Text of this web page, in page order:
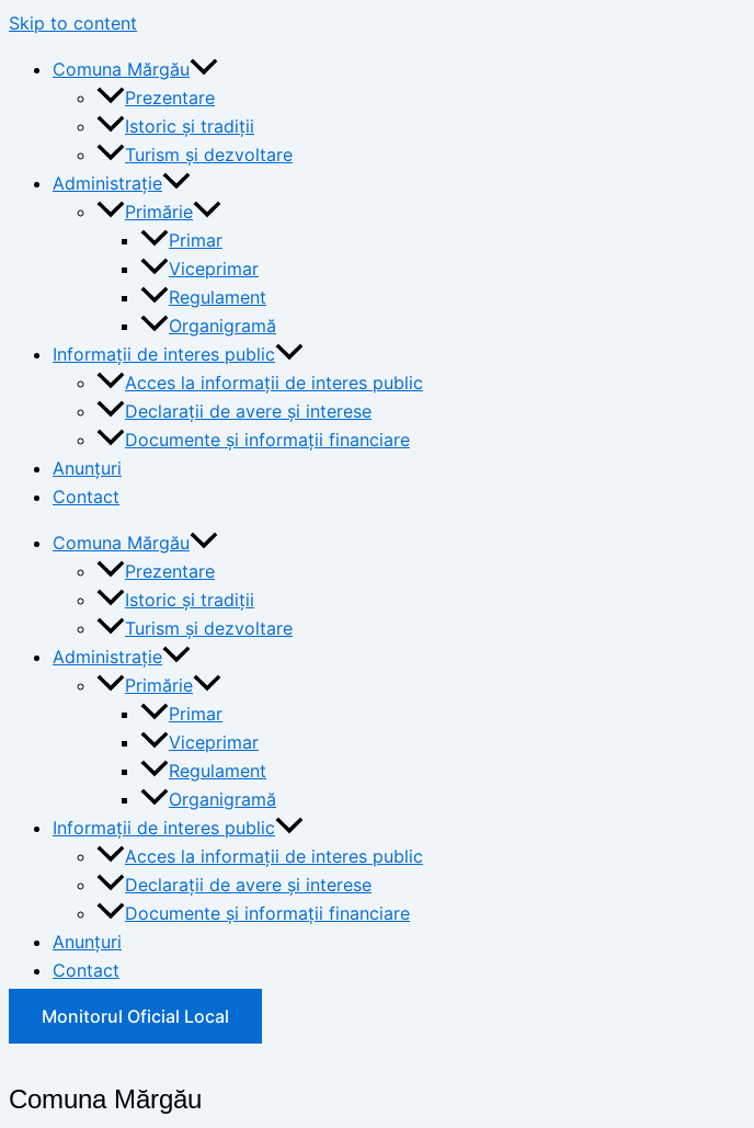
Skip to content
Comuna Mărgău
Prezentare
Istoric și tradiții
Turism și dezvoltare
Administrație
Primărie
Primar
Viceprimar
Regulament
Organigramă
Informații de interes public
Acces la informații de interes public
Declarații de avere și interese
Documente și informații financiare
Anunțuri
Contact
Comuna Mărgău
Prezentare
Istoric și tradiții
Turism și dezvoltare
Administrație
Primărie
Primar
Viceprimar
Regulament
Organigramă
Informații de interes public
Acces la informații de interes public
Declarații de avere și interese
Documente și informații financiare
Anunțuri
Contact
Monitorul Oficial Local
Comuna Mărgău